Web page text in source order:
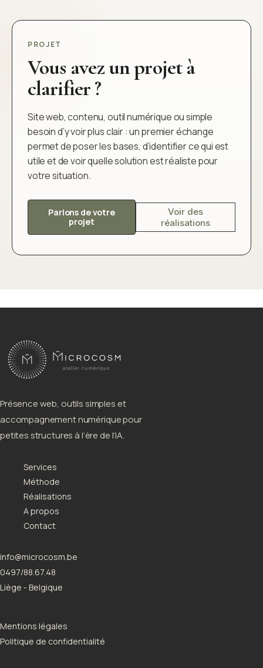
PROJET
Vous avez un projet à
clarifier ?
Site web, contenu, outil numérique ou simple
besoin d’y voir plus clair : un premier échange
permet de poser les bases, d’identifier ce qui est
utile et de voir quelle solution est réaliste pour
votre situation.
Parlons de votre
projet
Voir des
réalisations
Présence web, outils simples et
accompagnement numérique pour
petites structures à l’ère de l’IA.
Services
Méthode
Réalisations
A propos
Contact
info@microcosm.be
0497/88.67.48
Liège - Belgique
Mentions légales
Politique de confidentialité